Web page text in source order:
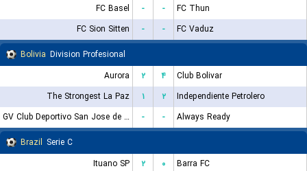
FC Basel
- -
FC Thun
FC Sion Sitten
- -
FC Vaduz
Bolivia Division Profesional
Aurora
۲ ۴
Club Bolivar
The Strongest La Paz
۱ ۲
Independiente Petrolero
GV Club Deportivo San Jose de Oruro
- -
Always Ready
Brazil Serie C
Ituano SP
۲ ۰ Barra FC